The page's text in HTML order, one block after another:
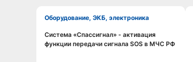
Оборудование, ЭКБ, электроника
Смотреть видео
Система «Спассигнал» - активация
функции передачи сигнала SOS в МЧС РФ